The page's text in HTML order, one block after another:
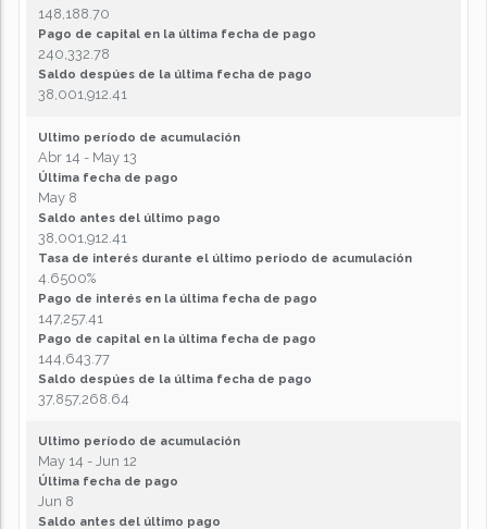
148,188.70
Pago de capital en la última fecha de pago
240,332.78
Saldo despúes de la última fecha de pago
38,001,912.41
Ultimo período de acumulación
Abr 14 - May 13
Última fecha de pago
May 8
Saldo antes del último pago
38,001,912.41
Tasa de interés durante el último periodo de acumulación
4.6500%
Pago de interés en la última fecha de pago
147,257.41
Pago de capital en la última fecha de pago
144,643.77
Saldo despúes de la última fecha de pago
37,857,268.64
Ultimo período de acumulación
May 14 - Jun 12
Última fecha de pago
Jun 8
Saldo antes del último pago